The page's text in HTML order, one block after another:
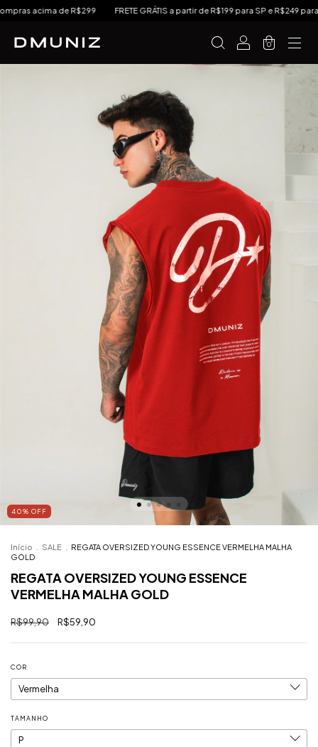
acima de R$299 FRETE GRÁTIS a partir de R$199 para SP e R$249 para
0
40% OFF
Início SALE
REGATA OVERSIZED YOUNG ESSENCE VERMELHA MALHA
GOLD
REGATA OVERSIZED YOUNG ESSENCE
VERMELHA MALHA GOLD
R$99,90 R$59,90
COR
TAMANHO